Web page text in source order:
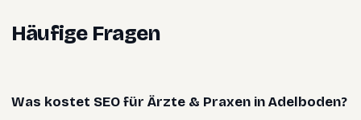
Häufige Fragen
Was kostet SEO für Ärzte & Praxen in Adelboden?